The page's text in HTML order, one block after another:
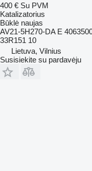
400 € Su PVM
Katalizatorius
Būklė naujas
AV21-5H270-DA E
33R151 10
Lietuva, Vilnius
Susisiekite su pardavėju